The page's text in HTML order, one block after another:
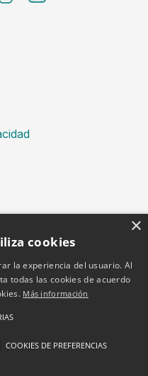
×
cookies
la experiencia del usuario. Al
todas las cookies de acuerdo
Más información
COOKIES DE PREFERENCIAS